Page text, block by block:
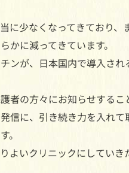
に少なくなってきており
かに減ってきています。
ンが、日本国内で導入さ
者の方々にお知らせするこ
に、引き続き力を入れて
。
よいクリニックにしてい